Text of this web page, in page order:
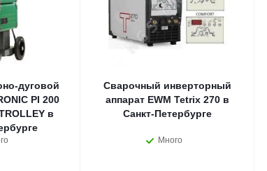
дуговой
PI 200
в
Сварочный инверторный
аппарат EWM Tetrix 270 в
Санкт-Петербурге
Много